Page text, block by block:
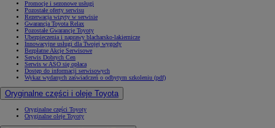
Promocje i sezonowe usługi
Pozostałe oferty serwisu
Rezerwacja wizyty w serwisie
Gwarancja Toyota Relax
Pozostałe Gwarancje Toyoty
Ubezpieczenia i naprawy blacharsko-lakiernicze
Innowacyjne usługi dla Twojej wygody
Bezpłatne Akcje Serwisowe
Serwis Dobrych Cen
Serwis w ASO się opłaca
Dostęp do informacji serwisowych
Wykaz wydanych zaświadczeń o odbytym szkoleniu (pdf)
Oryginalne części i oleje Toyota
Oryginalne części Toyoty
Oryginalne oleje Toyoty